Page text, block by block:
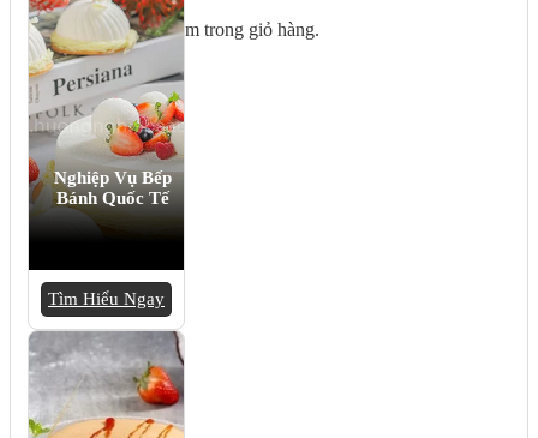
Chưa có sản phẩm trong giỏ hàng.
Nghiệp Vụ Bếp
Bánh Quốc Tế
Tìm Hiểu Ngay